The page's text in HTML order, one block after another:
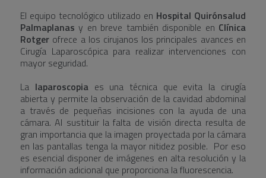
El equipo tecnológico utilizado en Hospital Quirónsalud
Palmaplanas y en breve también disponible en Clínica
Rotger ofrece a los cirujanos los principales avances en
Cirugía Laparoscópica para realizar intervenciones con
mayor seguridad.
La laparoscopiaes una técnica que evita la cirugía
abierta y permite la observación de la cavidad abdominal
a través de pequeñas incisiones con la ayuda de una
cámara. Al sustituir la falta de visión directa resulta de
gran importancia que la imagen proyectada por la cámara
en las pantallas tenga la mayor nitidez posible. Por eso
es esencial disponer de imágenes en alta resolución y la
información adicional que proporciona la fluorescencia.